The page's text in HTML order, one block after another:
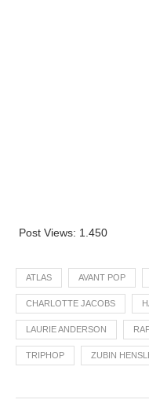
Post Views: 1.450
ATLAS AVANT POP
CHARLOTTE JACOBS
LAURIE ANDERSON
TRIPHOP ZUBIN